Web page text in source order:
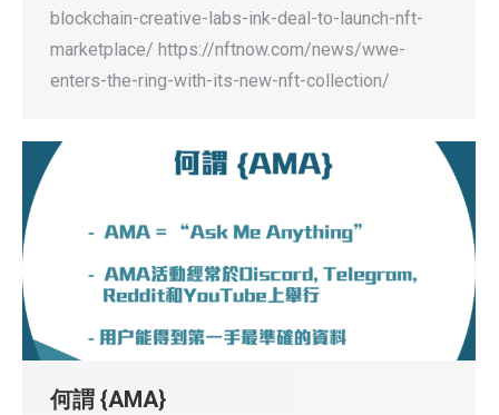
blockchain-creative-labs-ink-deal-to-launch-nft-
marketplace/ https://nftnow.com/news/wwe-
enters-the-ring-with-its-new-nft-collection/
何謂 {AMA}